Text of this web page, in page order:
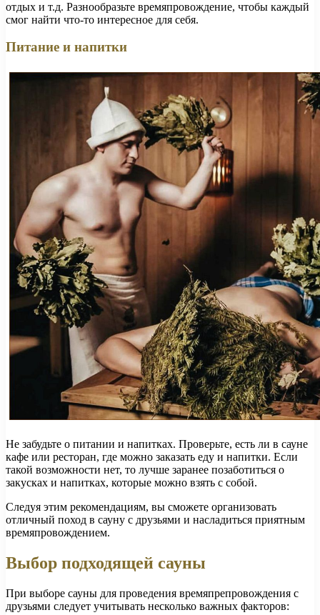
отдых и т.д. Разнообразьте времяпровождение, чтобы каждый
смог найти что-то интересное для себя.
Питание и напитки
Не забудьте о питании и напитках. Проверьте, есть ли в сауне
кафе или ресторан, где можно заказать еду и напитки. Если
такой возможности нет, то лучше заранее позаботиться о
закусках и напитках, которые можно взять с собой.
Следуя этим рекомендациям, вы сможете организовать
отличный поход в сауну с друзьями и насладиться приятным
времяпровождением.
Выбор подходящей сауны
При выборе сауны для проведения времяпрепровождения с
друзьями следует учитывать несколько важных факторов: